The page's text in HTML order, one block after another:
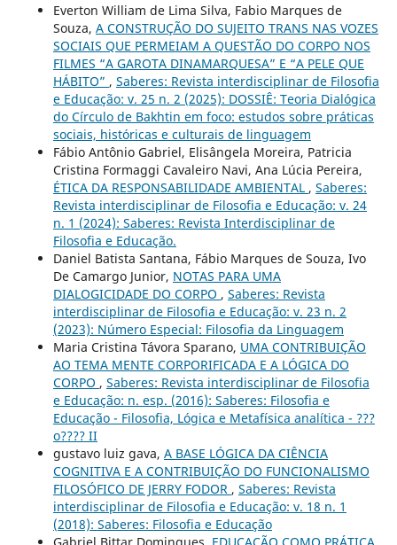
Everton William de Lima Silva, Fabio Marques de
Souza, A CONSTRUÇÃO DO SUJEITO TRANS NAS VOZES
SOCIAIS QUE PERMEIAM A QUESTÃO DO CORPO NOS
FILMES “A GAROTA DINAMARQUESA” E “A PELE QUE
HÁBITO” , Saberes: Revista interdisciplinar de Filosofia
e Educação: v. 25 n. 2 (2025): DOSSIÊ: Teoria Dialógica
do Círculo de Bakhtin em foco: estudos sobre práticas
sociais, históricas e culturais de linguagem
Fábio Antônio Gabriel, Elisângela Moreira, Patricia
Cristina Formaggi Cavaleiro Navi, Ana Lúcia Pereira,
ÉTICA DA RESPONSABILIDADE AMBIENTAL , Saberes:
Revista interdisciplinar de Filosofia e Educação: v. 24
n. 1 (2024): Saberes: Revista Interdisciplinar de
Filosofia e Educação.
Daniel Batista Santana, Fábio Marques de Souza, Ivo
De Camargo Junior, NOTAS PARA UMA
DIALOGICIDADE DO CORPO , Saberes: Revista
interdisciplinar de Filosofia e Educação: v. 23 n. 2
(2023): Número Especial: Filosofia da Linguagem
Maria Cristina Távora Sparano, UMA CONTRIBUIÇÃO
AO TEMA MENTE CORPORIFICADA E A LÓGICA DO
CORPO , Saberes: Revista interdisciplinar de Filosofia
e Educação: n. esp. (2016): Saberes: Filosofia e
Educação - Filosofia, Lógica e Metafísica analítica - ???
o???? II
gustavo luiz gava, A BASE LÓGICA DA CIÊNCIA
COGNITIVA E A CONTRIBUIÇÃO DO FUNCIONALISMO
FILOSÓFICO DE JERRY FODOR , Saberes: Revista
interdisciplinar de Filosofia e Educação: v. 18 n. 1
(2018): Saberes: Filosofia e Educação
Gabriel Bittar Domingues, EDUCAÇÃO COMO PRÁTICA